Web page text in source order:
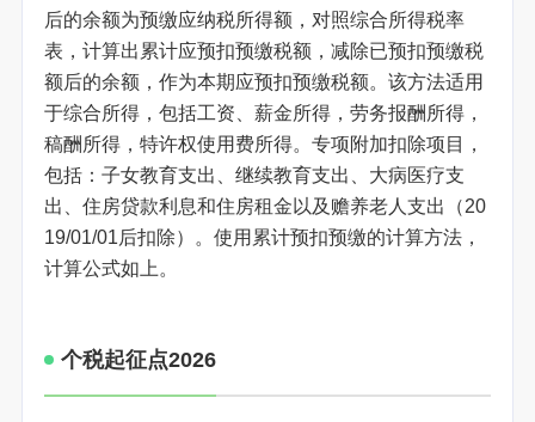
后的余额为预缴应纳税所得额，对照综合所得税率
表，计算出累计应预扣预缴税额，减除已预扣预缴税
额后的余额，作为本期应预扣预缴税额。该方法适用
于综合所得，包括工资、薪金所得，劳务报酬所得，
稿酬所得，特许权使用费所得。专项附加扣除项目，
包括：子女教育支出、继续教育支出、大病医疗支
出、住房贷款利息和住房租金以及赡养老人支出（20
19/01/01后扣除）。使用累计预扣预缴的计算方法，
计算公式如上。
个税起征点2026